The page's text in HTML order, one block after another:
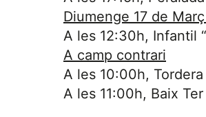
Diumenge 17 de
A les 12:30h, Infantil
A camp contrari
A les 10:00h, Tordera
A les 11:00h, Baix Ter